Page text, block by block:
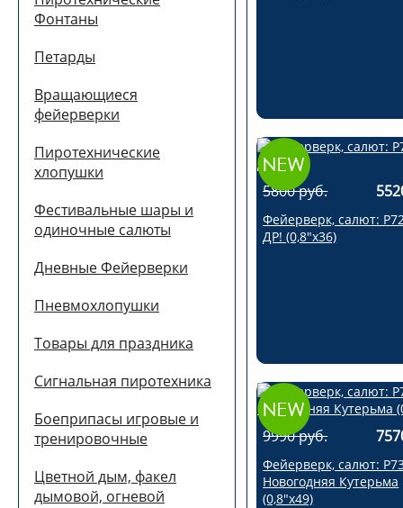
Фонтаны
Петарды
Вращающиеся
фейерверки
Пиротехнические
хлопушки
Фестивальные шары и
одиночные салюты
Дневные Фейерверки
Пневмохлопушки
Товары для праздника
Сигнальная пиротехника
Боеприпасы игровые и
тренировочные
Цветной дым, факел
дымовой, огневой
5800 руб.
Фейерверк, салют:
ДР! (0,8"х36)
9990 руб.
Фейерверк, салют:
Новогодняя Кутерьма
(0,8"х49)